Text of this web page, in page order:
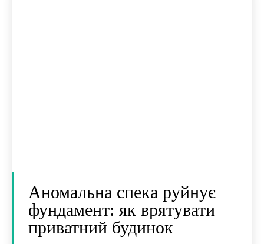
Аномальна спека руйнує
фундамент: як врятувати
приватний будинок